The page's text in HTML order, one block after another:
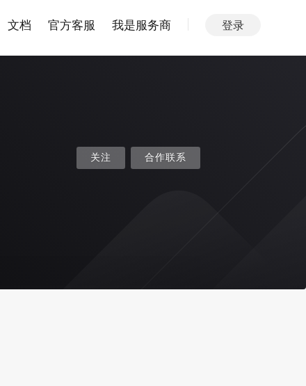
文档 官方客服 我是服务商 登录
关注 合作联系